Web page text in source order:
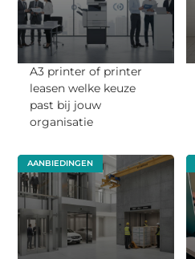
A3 printer of printer
leasen welke keuze
past bij jouw
organisatie
AANBIEDINGEN